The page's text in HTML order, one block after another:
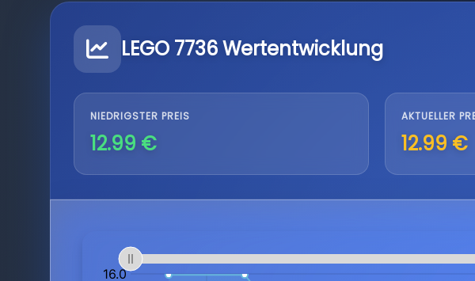
LEGO 7736 Wertentwicklung
NIEDRIGSTER PREIS
12.99 €
AKTUELLER
12.99 €